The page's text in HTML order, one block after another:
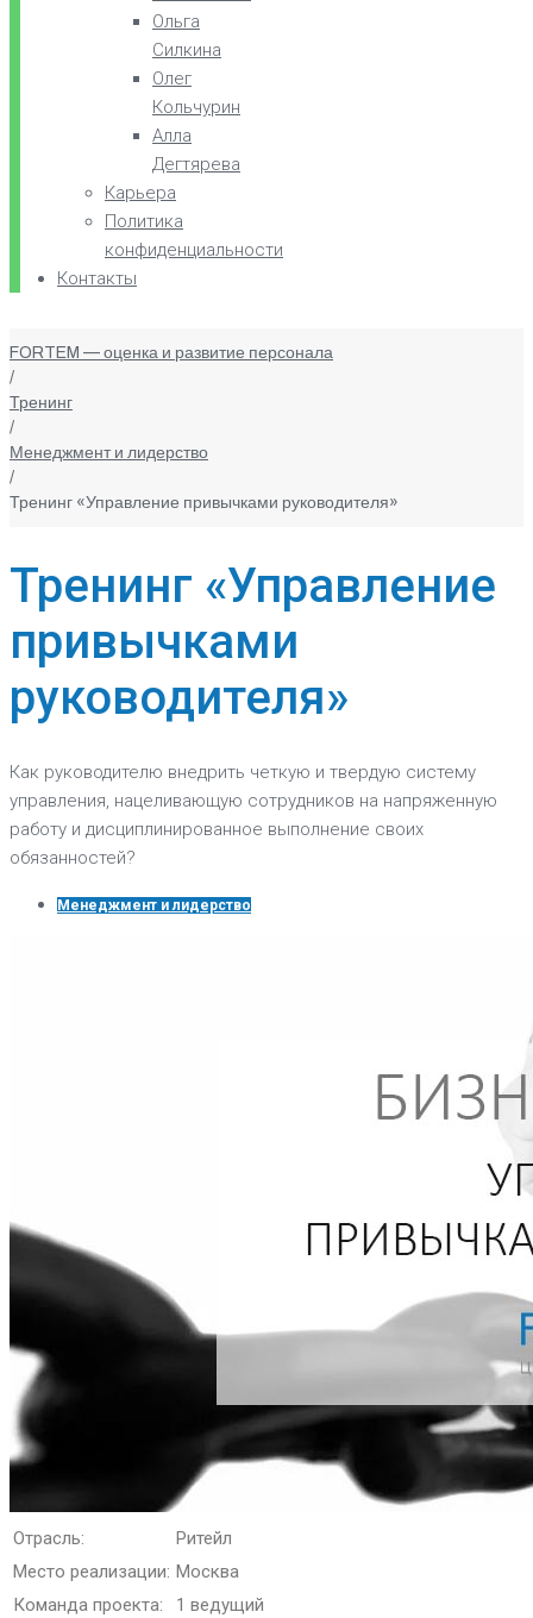
Ольга
Силкина
Олег
Кольчурин
Алла
Дегтярева
Карьера
Политика
конфиденциальности
Контакты
FORTEM — оценка и развитие персонала
/
Тренинг
/
Менеджмент и лидерство
/
Тренинг «Управление привычками руководителя»
Тренинг «Управление
привычками
руководителя»
Как руководителю внедрить четкую и твердую систему
управления, нацеливающую сотрудников на напряженную
работу и дисциплинированное выполнение своих
обязанностей?
Менеджмент и лидерство
Отрасль:
Ритейл
Место реализации: Москва
Команда проекта:
1 ведущий